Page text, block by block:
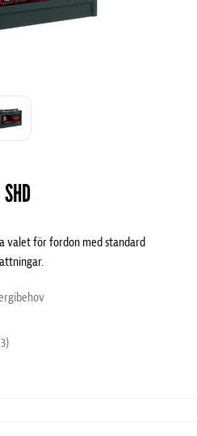
valet för fordon med standard